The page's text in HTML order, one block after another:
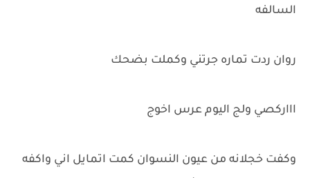
السالفه
روان ردت تماره جرتني وكملت بضحك
اااركصي ولج اليوم عرس اخوج
وكفت خجلانه من عيون النسوان كمت اتمايل اني واكفه